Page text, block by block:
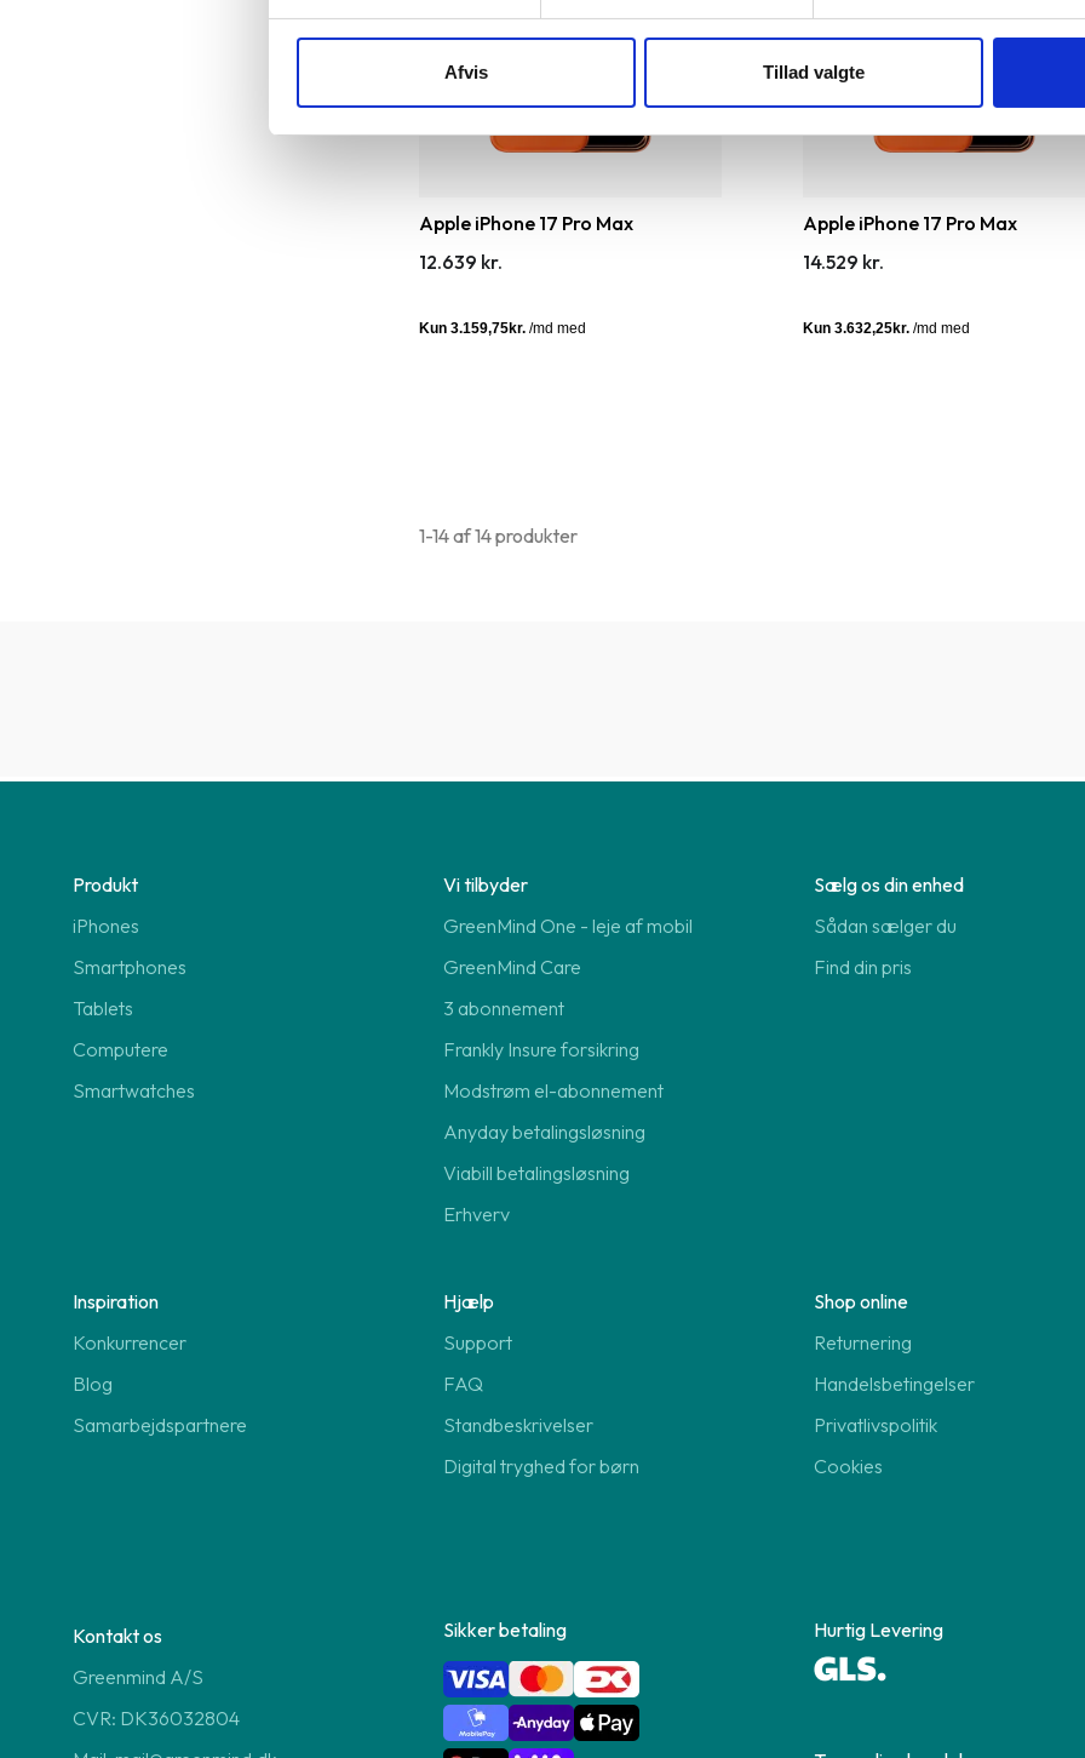
Afvis Tillad valgte
Apple iPhone 17 Pro Max
12.639 kr.
Apple iPhone 17 Pro Max
14.529 kr.
1-14 af 14 produkter
Produkt
iPhones
Smartphones
Tablets
Computere
Smartwatches
Vi tilbyder
GreenMind One - leje af mobil
GreenMind Care
3 abonnement
Frankly Insure forsikring
Modstrøm el-abonnement
Anyday betalingsløsning
Viabill betalingsløsning
Erhverv
Sælg os din enhed
Sådan sælger du
Find din pris
Inspiration
Konkurrencer
Blog
Samarbejdspartnere
Hjælp
Support
FAQ
Standbeskrivelser
Digital tryghed for børn
Shop online
Returnering
Handelsbetingelser
Privatlivspolitik
Cookies
Kontakt os
Greenmind A/S
CVR: DK36032804
Sikker betaling Hurtig Levering